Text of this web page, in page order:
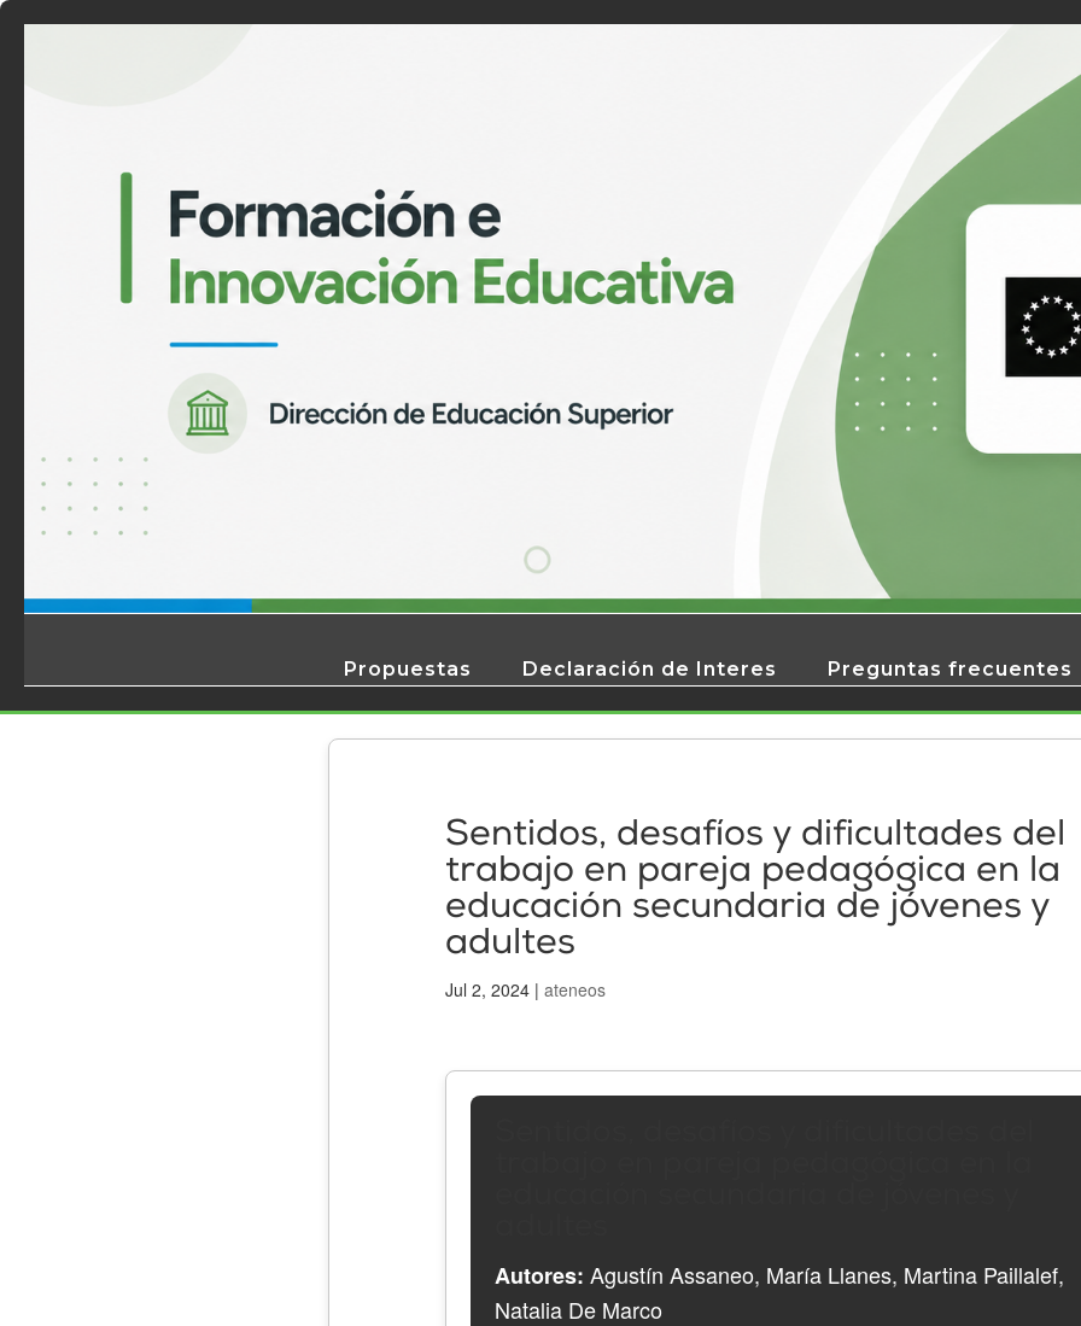
Propuestas Declaración de Interes Preguntas frecuentes
Sentidos, desafíos y dificultades del
trabajo en pareja pedagógica en la
educación secundaria de jóvenes y
adultes
Jul 2, 2024| ateneos
Autores: Agustín Assaneo, María Llanes, Martina Paillalef,
Natalia De Marco